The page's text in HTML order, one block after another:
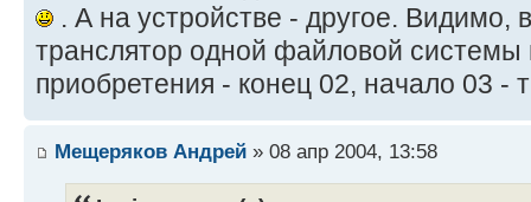
. А на устройстве - другое. Видимо,
транслятор одной файловой системы
приобретения - конец 02, начало 03 -
Мещеряков Андрей » 08 апр 2004, 13:58